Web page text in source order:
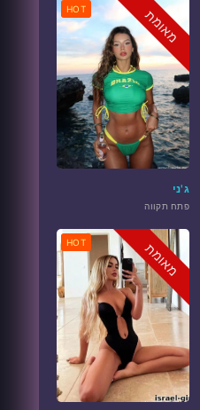
ג'ני
פתח תקווה
HOT מאומת
HOT מאומת